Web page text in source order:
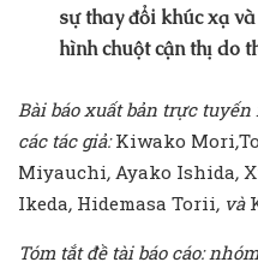
sự thay đổi khúc xạ
hình chuột cận thị do
Bài báo xuất bản trực tuyến
các tác giả:Kiwako Mori,
Miyauchi, Ayako Ishida,
Ikeda, Hidemasa Torii, và
Tóm tắt đề tài báo cáo: